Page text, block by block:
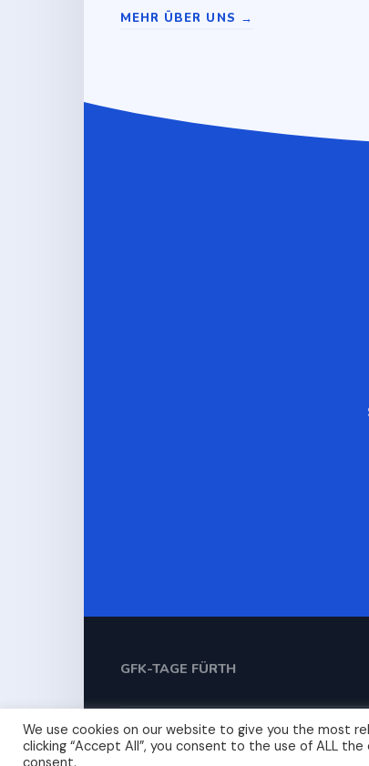
MEHR ÜBER UNS →
GFK-TAGE FÜRTH
We use cookies on our website to give you the most
clicking “Accept All”, you consent to the use of ALL
consent.